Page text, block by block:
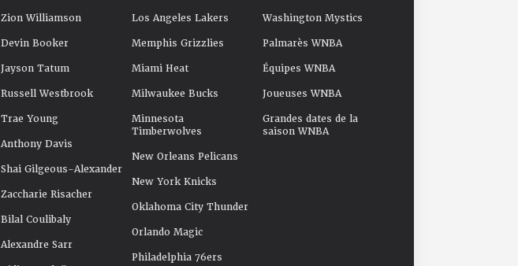
Zion Williamson
Devin Booker
Jayson Tatum
Russell Westbrook
Trae Young
Anthony Davis
Shai Gilgeous-Alexander
Zaccharie Risacher
Bilal Coulibaly
Alexandre Sarr
Los Angeles Lakers
Memphis Grizzlies
Miami Heat
Milwaukee Bucks
Minnesota
Timberwolves
New Orleans Pelicans
New York Knicks
Oklahoma City Thunder
Orlando Magic
Philadelphia 76ers
Washington Mystics
Palmarès WNBA
Équipes WNBA
Joueuses WNBA
Grandes dates de la
saison WNBA